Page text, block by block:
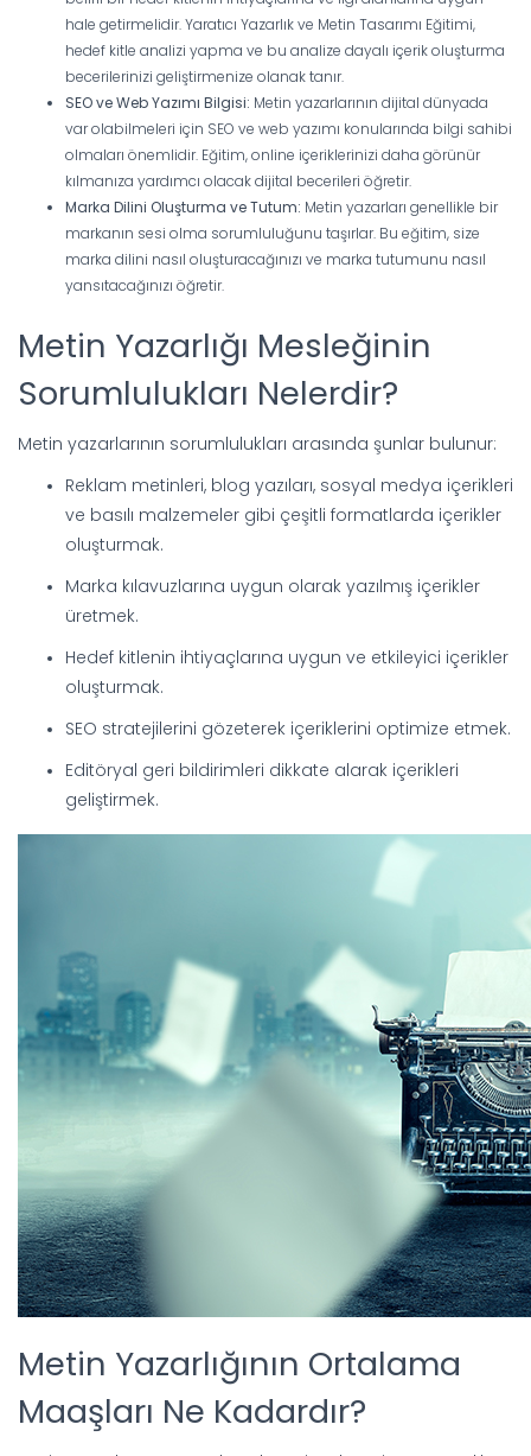
hale getirmelidir. Yaratıcı Yazarlık ve Metin Tasarımı Eğitimi,
hedef kitle analizi yapma ve bu analize dayalı içerik oluşturma
becerilerinizi geliştirmenize olanak tanır.
SEO ve Web Yazımı Bilgisi: Metin yazarlarının dijital dünyada
var olabilmeleri için SEO ve web yazımı konularında bilgi sahibi
olmaları önemlidir. Eğitim, online içeriklerinizi daha görünür
kılmanıza yardımcı olacak dijital becerileri öğretir.
Marka Dilini Oluşturma ve Tutum: Metin yazarları genellikle bir
markanın sesi olma sorumluluğunu taşırlar. Bu eğitim, size
marka dilini nasıl oluşturacağınızı ve marka tutumunu nasıl
yansıtacağınızı öğretir.
Metin Yazarlığı Mesleğinin
Sorumlulukları Nelerdir?
Metin yazarlarının sorumlulukları arasında şunlar bulunur:
Reklam metinleri, blog yazıları, sosyal medya içerikleri
ve basılı malzemeler gibi çeşitli formatlarda içerikler
oluşturmak.
Marka kılavuzlarına uygun olarak yazılmış içerikler
üretmek.
Hedef kitlenin ihtiyaçlarına uygun ve etkileyici içerikler
oluşturmak.
SEO stratejilerini gözeterek içeriklerini optimize etmek.
Editöryal geri bildirimleri dikkate alarak içerikleri
geliştirmek.
Metin Yazarlığının Ortalama
Maaşları Ne Kadardır?